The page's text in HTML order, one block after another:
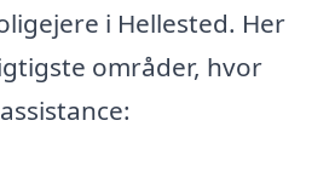
i Hellested. Her
områder, hvor